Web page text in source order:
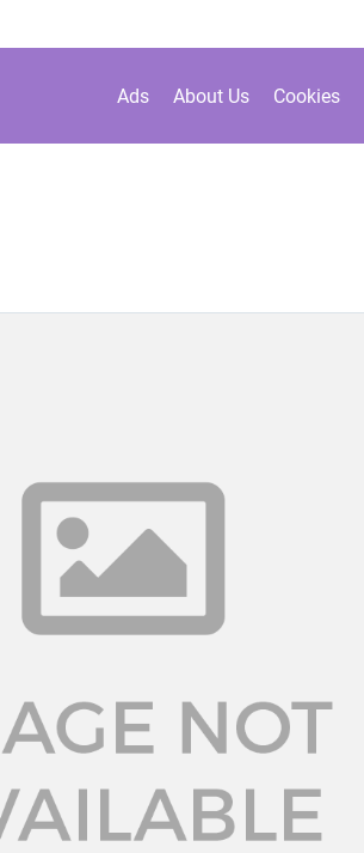
Ads About Us Cookies